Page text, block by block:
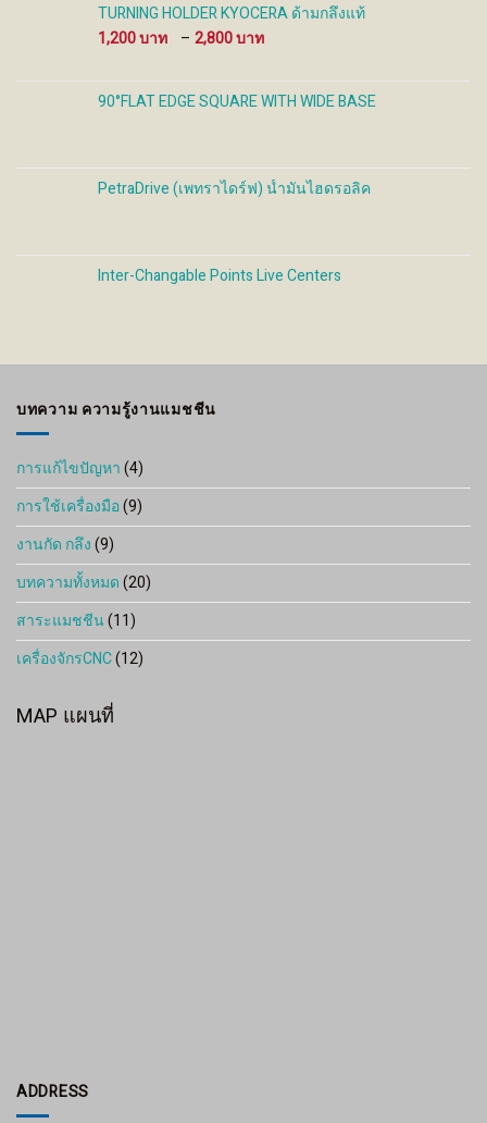
TURNING HOLDER KYOCERA ด้ามกลึงแท้
1,200
– 2,800
1,200 ฿
through
90°FLAT EDGE SQUARE WITH WIDE BASE
PetraDrive (เพทราไดร์ฟ) น้ำมันไฮดรอลิค
Inter-Changable Points Live Centers
บทความ ความรู้งานแมชชีน
การแก้ไขปัญหา(4)
การใช้เครื่องมือ(9)
งานกัด กลึง(9)
บทความทั้งหมด(20)
สาระแมชชีน(11)
เครื่องจักรCNC(12)
MAP แผนที่
ADDRESS